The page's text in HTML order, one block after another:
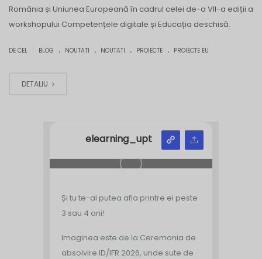
România și Uniunea Europeană în cadrul celei de-a VII-a ediții a
workshopului Competențele digitale și Educația deschisă.
DE CEL BLOG . NOUTATI . NOUTATI . PROIECTE . PROIECTE EU
DETALIU
elearning_upt
Și tu te-ai putea afla printre ei peste
3 sau 4 ani!
Imaginea este de la Ceremonia de
absolvire ID/IFR 2026, unde sute de